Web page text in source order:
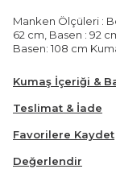
Manken Ölçüleri :
62 cm, Basen : 92
Basen: 108 cm
Kumaş İçeriği &
Teslimat & İade
Favorilere Kaydet
Değerlendir